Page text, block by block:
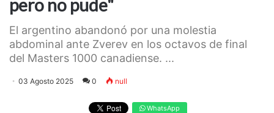
pero no pude"
El argentino abandonó por una molestia
abdominal ante Zverev en los octavos de final
del Masters 1000 canadiense. ...
03 Agosto 2025 0 null
WhatsApp